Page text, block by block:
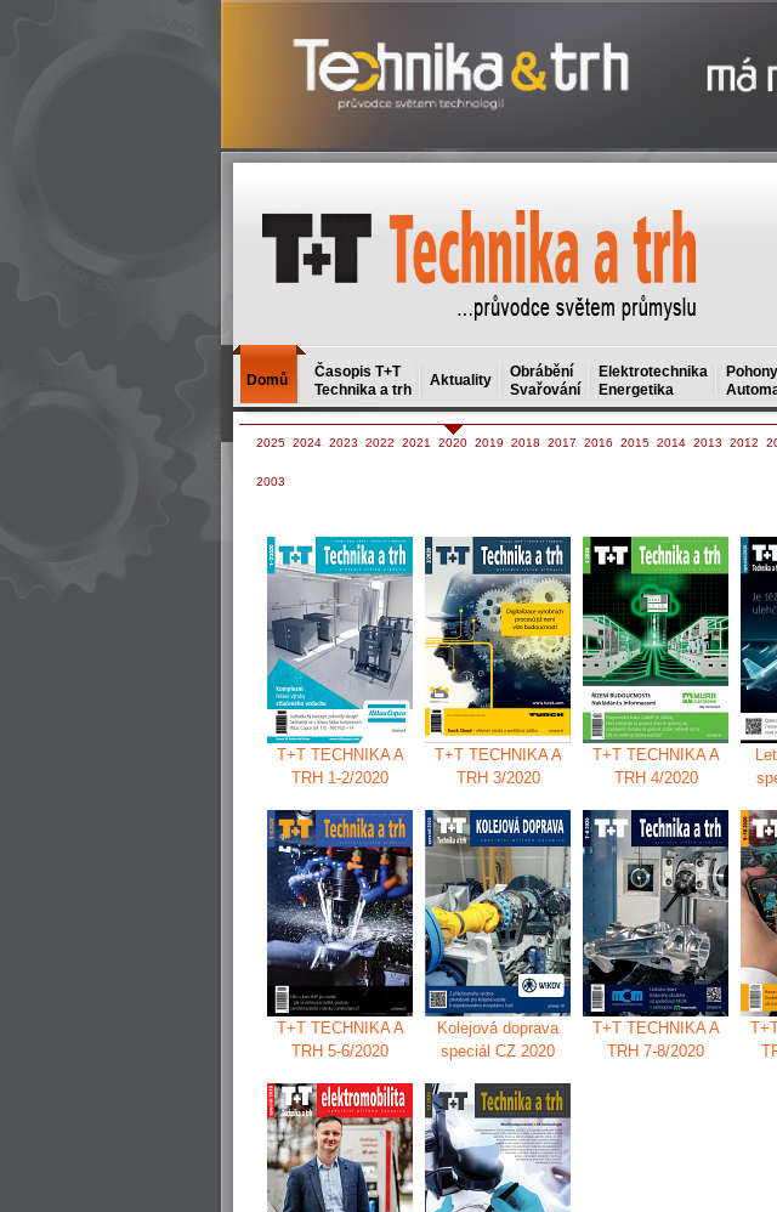
Domů
Časopis T+T
Technika a trh
Aktuality
Obrábění
Svařování
Elektrotechnika
Energetika
Pohony
2025 2024 2023 2022 2021 2020 2019 2018 2017 2016 2015 2014 2013 2012
2003
T+T TECHNIKA A
TRH 1-2/2020
T+T TECHNIKA A
TRH 3/2020
T+T TECHNIKA A
TRH 4/2020
T+T TECHNIKA A
TRH 5-6/2020
Kolejová doprava
speciál CZ 2020
T+T TECHNIKA A
TRH 7-8/2020